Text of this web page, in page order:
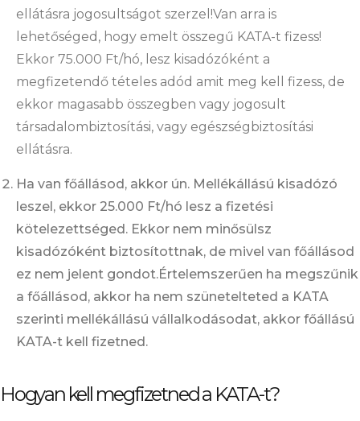
ellátásra jogosultságot szerzel!Van arra is
lehetőséged, hogy emelt összegű KATA-t fizess!
Ekkor 75.000 Ft/hó, lesz kisadózóként a
megfizetendő tételes adód amit meg kell fizess, de
ekkor magasabb összegben vagy jogosult
társadalombiztosítási, vagy egészségbiztosítási
ellátásra.
Ha van főállásod, akkor ún. Mellékállású kisadózó
leszel, ekkor 25.000 Ft/hó lesz a fizetési
kötelezettséged. Ekkor nem minősülsz
kisadózóként biztosítottnak, de mivel van főállásod
ez nem jelent gondot.Értelemszerűen ha megszűnik
a főállásod, akkor ha nem szünetelteted a KATA
szerinti mellékállású vállalkodásodat, akkor főállású
KATA-t kell fizetned.
Hogyan kell megfizetned a KATA-t?